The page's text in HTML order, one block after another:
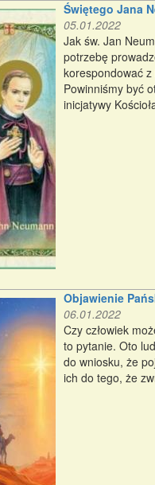
Świętego Jana
05.01.2022
Jak św. Jan
potrzebę
korespondować
Powinniśmy być
inicjatywy
Objawienie
06.01.2022
Czy człowiek
to pytanie. Oto
do wniosku, że
ich do tego, że